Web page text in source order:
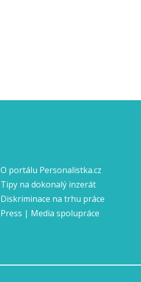
O portálu Personalistka.cz
Tipy na dokonalý inzerát
Diskriminace na trhu práce
Press | Media spolupráce